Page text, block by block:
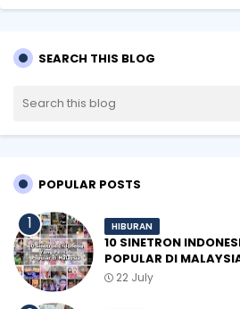
SEARCH THIS BLOG
POPULAR POSTS
HIBURAN
10 SINETRON
POPULAR DI
22 July